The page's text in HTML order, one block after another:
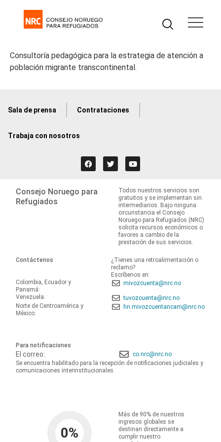
Consultoría pedagógica para la estrategia de atención a
población migrante transcontinental.
Sala de prensa Contrataciones
Trabaja con nosotros
Consejo Noruego para
Refugiados
Todos nuestros servicios son
gratuitos y se implementan sin
intermediarios. Bajo ninguna
circunstancia el Consejo
Noruego para Refugiados (NRC)
solicita recursos económicos o
favores a cambio de la
prestación de sus servicios.
Contáctenos
¿Tienes una retroalimentación o
reclamo?
Escríbenos en:
Colombia, Ecuador y
Panamá:
mivozcuenta@nrc.no
Venezuela:
tuvozcuenta@nrc.no
Norte de Centroamérica y
México:
hn.mivozcuentancam@nrc.no
Para notificaciones
El correo:
co.nrc@nrc.no
Se encuentra habilitado para la recepción de notificaciones judiciales y
comunicaciones interinstitucionales.
0%
Más de 90% de nuestros
ingresos globales se
destinan directamente a
cumplir nuestro